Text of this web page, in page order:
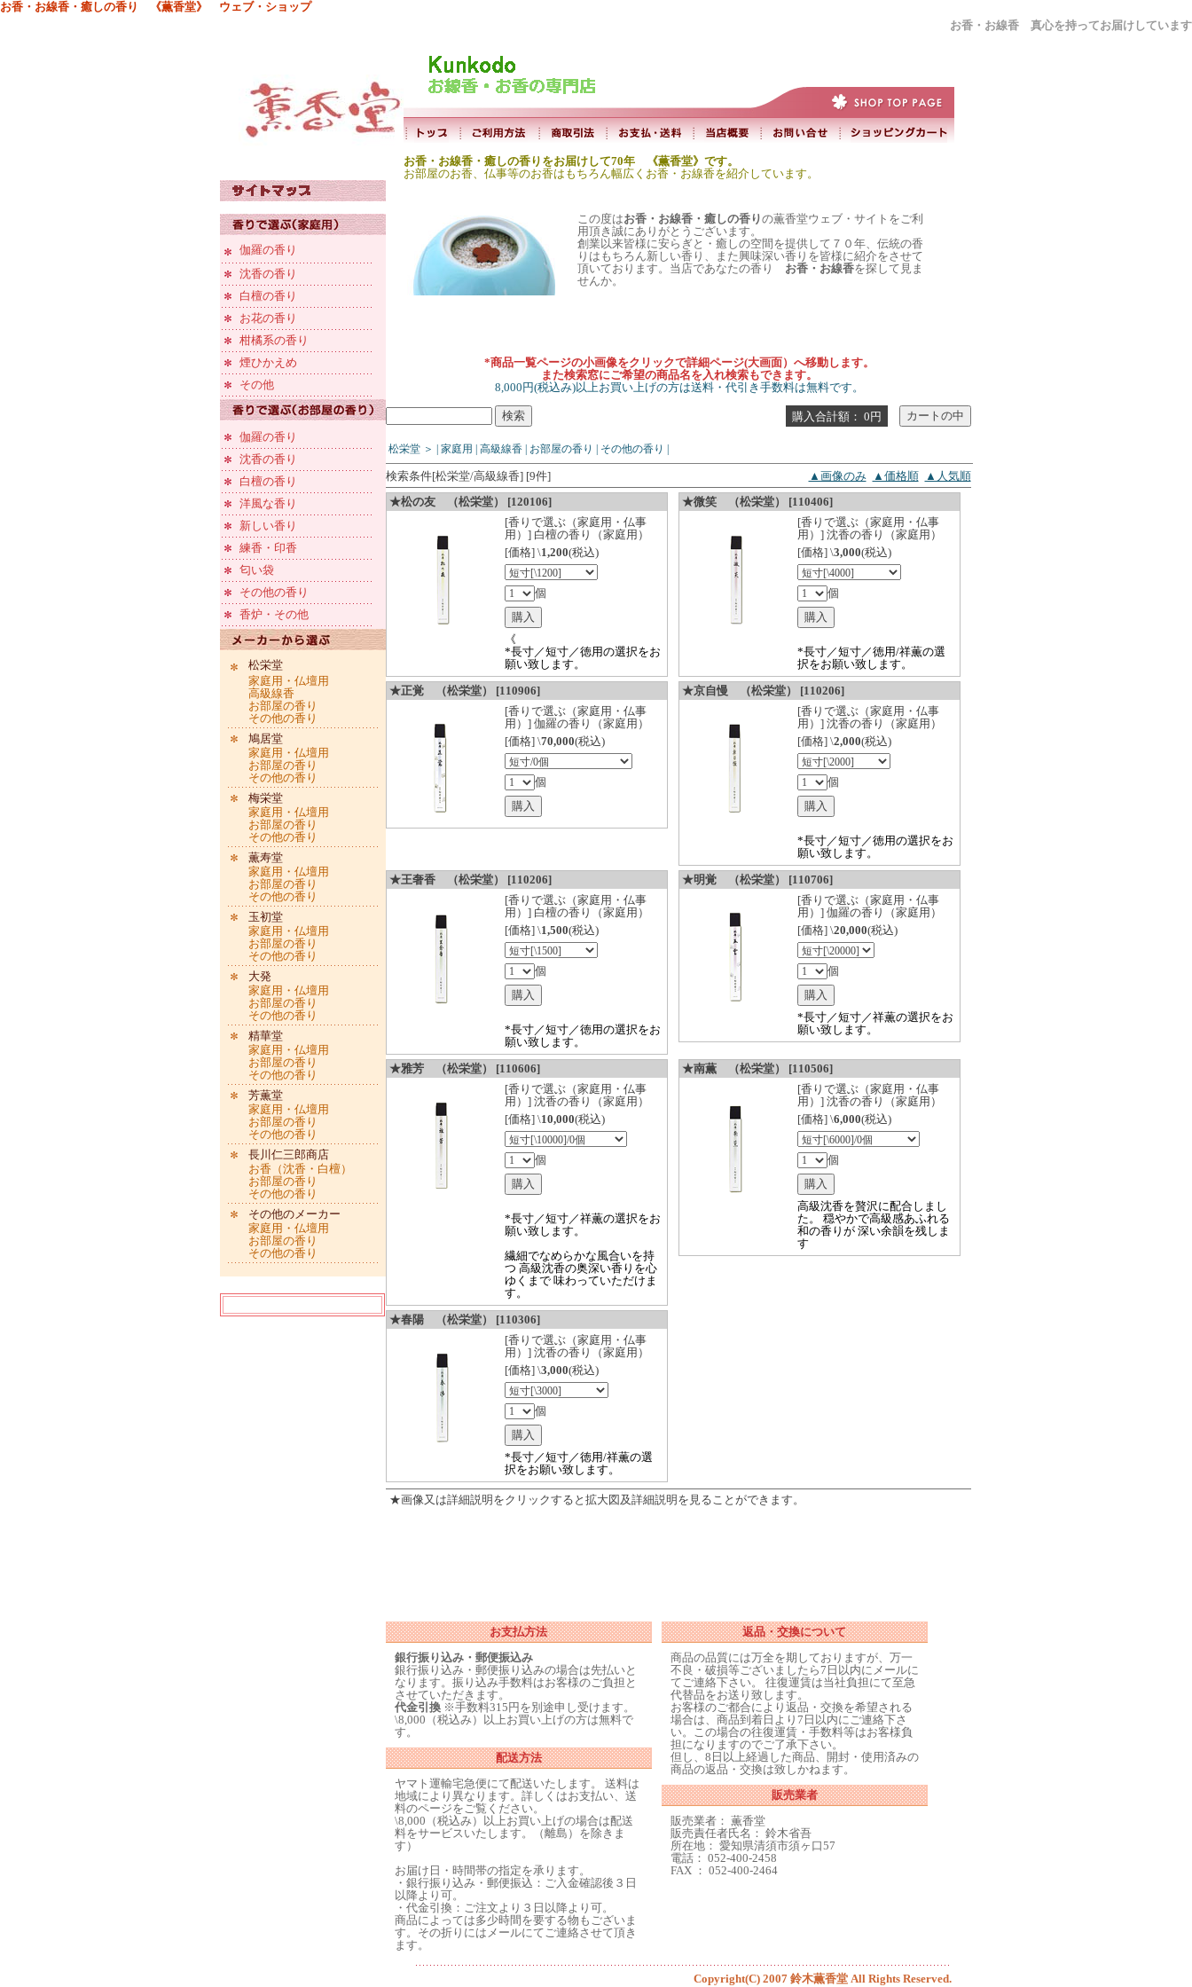
お香・お線香・癒しの香り 《薫香堂》 ウェブ・ショップ
お香・お線香 真心を持ってお届けしています
お香・お線香・癒しの香りをお届けして70年 《薫香堂》です。
お部屋のお香、仏事等のお香はもちろん幅広くお香・お線香を紹介しています。
伽羅の香り
沈香の香り
白檀の香り
お花の香り
柑橘系の香り
煙ひかえめ
その他
伽羅の香り
沈香の香り
白檀の香り
洋風な香り
新しい香り
練香・印香
匂い袋
その他の香り
香炉・その他
松栄堂
家庭用・仏壇用
高級線香
お部屋の香り
その他の香り
鳩居堂
家庭用・仏壇用
お部屋の香り
その他の香り
梅栄堂
家庭用・仏壇用
お部屋の香り
その他の香り
薫寿堂
家庭用・仏壇用
お部屋の香り
その他の香り
玉初堂
家庭用・仏壇用
お部屋の香り
その他の香り
大発
家庭用・仏壇用
お部屋の香り
その他の香り
精華堂
家庭用・仏壇用
お部屋の香り
その他の香り
芳薫堂
家庭用・仏壇用
お部屋の香り
その他の香り
長川仁三郎商店
お香（沈香・白檀）
お部屋の香り
その他の香り
その他のメーカー
家庭用・仏壇用
お部屋の香り
その他の香り
この度はお香・お線香・癒しの香りの薫香堂ウェブ・サイトをご利
用頂き誠にありがとうございます。
創業以来皆様に安らぎと・癒しの空間を提供して７０年、伝統の香
りはもちろん新しい香り、また興味深い香りを皆様に紹介をさせて
頂いております。当店であなたの香り お香・お線香を探して見ま
せんか。
*商品一覧ページの小画像をクリックで詳細ページ(大画面）へ移動します。
また検索窓にご希望の商品名を入れ検索もできます。
8,000円(税込み)以上お買い上げの方は送料・代引き手数料は無料です。
購入合計額： 0円
松栄堂＞ |家庭用 |高級線香 |お部屋の香り |その他の香り |
検索条件[松栄堂/高級線香] [9件] ▲画像のみ ▲価格順
▲人気順
★松の友 （松栄堂） [120106]
[香りで選ぶ（家庭用・仏事
用）] 白檀の香り（家庭用）
[価格] \1,200(税込)
個
《
*長寸／短寸／徳用の選択をお
願い致します。
★微笑 （松栄堂） [110406]
[香りで選ぶ（家庭用・仏事
用）] 沈香の香り（家庭用）
[価格] \3,000(税込)
個
*長寸／短寸／徳用/祥薫の選
択をお願い致します。
★正覚 （松栄堂） [110906]
[香りで選ぶ（家庭用・仏事
用）] 伽羅の香り（家庭用）
[価格] \70,000(税込)
個
★京自慢 （松栄堂） [110206]
[香りで選ぶ（家庭用・仏事
用）] 沈香の香り（家庭用）
[価格] \2,000(税込)
個
*長寸／短寸／徳用の選択をお
願い致します。
★王奢香 （松栄堂） [110206]
[香りで選ぶ（家庭用・仏事
用）] 白檀の香り（家庭用）
[価格] \1,500(税込)
個
*長寸／短寸／徳用の選択をお
願い致します。
★明覚 （松栄堂） [110706]
[香りで選ぶ（家庭用・仏事
用）] 伽羅の香り（家庭用）
[価格] \20,000(税込)
個
*長寸／短寸／祥薫の選択をお
願い致します。
★雅芳 （松栄堂） [110606]
[香りで選ぶ（家庭用・仏事
用）] 沈香の香り（家庭用）
[価格] \10,000(税込)
個
*長寸／短寸／祥薫の選択をお
願い致します。
繊細でなめらかな風合いを持
つ 高級沈香の奥深い香りを心
ゆくまで 味わっていただけま
す。
★南薫 （松栄堂） [110506]
[香りで選ぶ（家庭用・仏事
用）] 沈香の香り（家庭用）
[価格] \6,000(税込)
個
高級沈香を贅沢に配合しまし
た。 穏やかで高級感あふれる
和の香りが 深い余韻を残しま
す
★春陽 （松栄堂） [110306]
[香りで選ぶ（家庭用・仏事
用）] 沈香の香り（家庭用）
[価格] \3,000(税込)
個
*長寸／短寸／徳用/祥薫の選
択をお願い致します。
★画像又は詳細説明をクリックすると拡大図及詳細説明を見ることができます。
お支払方法
銀行振り込み・郵便振込み
銀行振り込み・郵便振り込みの場合は先払いと
なります。振り込み手数料はお客様のご負担と
させていただきます。
代金引換※手数料315円を別途申し受けます。
\8,000（税込み）以上お買い上げの方は無料で
す。
配送方法
ヤマト運輸宅急便にて配送いたします。 送料は
地域により異なります。詳しくはお支払い、送
料のページをご覧ください。
\8,000（税込み）以上お買い上げの場合は配送
料をサービスいたします。（離島）を除きま
す）
お届け日・時間帯の指定を承ります。
・銀行振り込み・郵便振込：ご入金確認後３日
以降より可。
・代金引換：ご注文より３日以降より可。
商品によっては多少時間を要する物もございま
す。その折りにはメールにてご連絡させて頂き
ます。
返品・交換について
商品の品質には万全を期しておりますが、万一
不良・破損等ございましたら7日以内にメールに
てご連絡下さい。 往復運賃は当社負担にて至急
代替品をお送り致します。
お客様のご都合により返品・交換を希望される
場合は、商品到着日より7日以内にご連絡下さ
い。この場合の往復運賃・手数料等はお客様負
担になりますのでご了承下さい。
但し、8日以上経過した商品、開封・使用済みの
商品の返品・交換は致しかねます。
販売業者
販売業者： 薫香堂
販売責任者氏名： 鈴木省吾
所在地： 愛知県清須市須ヶ口57
電話： 052-400-2458
FAX ： 052-400-2464
Copyright(C) 2007 鈴木薫香堂 All Rights Reserved.